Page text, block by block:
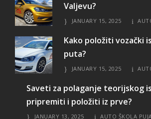
Valjevu?
JANUARY 15, 2025
Kako položiti vozački
puta?
JANUARY 15, 2025
Saveti za polaganje teorijskog
pripremiti i položiti iz prve?
JANUARY 13, 2025 AUTO ŠKOLA